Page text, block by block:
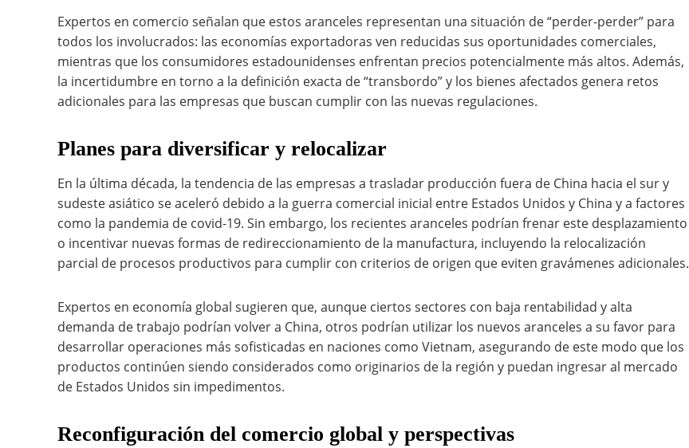
Expertos en comercio señalan que estos aranceles representan una situación de “perder-perder” para
todos los involucrados: las economías exportadoras ven reducidas sus oportunidades comerciales,
mientras que los consumidores estadounidenses enfrentan precios potencialmente más altos. Además,
la incertidumbre en torno a la definición exacta de “transbordo” y los bienes afectados genera retos
adicionales para las empresas que buscan cumplir con las nuevas regulaciones.
Planes para diversificar y relocalizar
En la última década, la tendencia de las empresas a trasladar producción fuera de China hacia el sur y
sudeste asiático se aceleró debido a la guerra comercial inicial entre Estados Unidos y China y a factores
como la pandemia de covid-19. Sin embargo, los recientes aranceles podrían frenar este desplazamiento
o incentivar nuevas formas de redireccionamiento de la manufactura, incluyendo la relocalización
parcial de procesos productivos para cumplir con criterios de origen que eviten gravámenes adicionales.
Expertos en economía global sugieren que, aunque ciertos sectores con baja rentabilidad y alta
demanda de trabajo podrían volver a China, otros podrían utilizar los nuevos aranceles a su favor para
desarrollar operaciones más sofisticadas en naciones como Vietnam, asegurando de este modo que los
productos continúen siendo considerados como originarios de la región y puedan ingresar al mercado
de Estados Unidos sin impedimentos.
Reconfiguración del comercio global y perspectivas